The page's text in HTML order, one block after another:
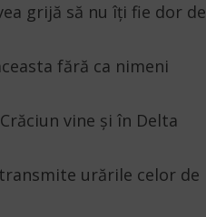
grijă să nu îți fie dor de
fără ca nimeni
vine și în Delta
urările celor de